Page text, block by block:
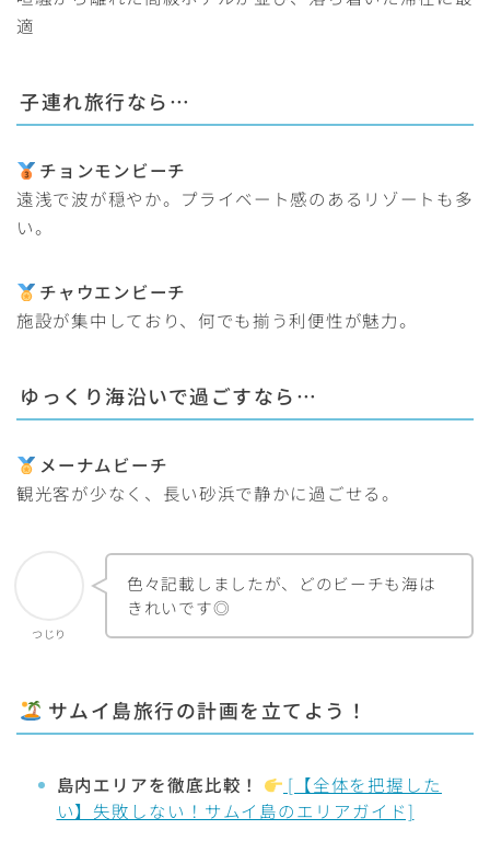
Follow Me
適
子連れ旅行なら…
チョンモンビーチ
遠浅で波が穏やか。プライベート感のあるリゾートも多
い。
チャウエンビーチ
施設が集中しており、何でも揃う利便性が魅力。
ゆっくり海沿いで過ごすなら…
メーナムビーチ
観光客が少なく、長い砂浜で静かに過ごせる。
つじり
色々記載しましたが、どのビーチも海は
きれいです◎
サムイ島旅行の計画を立てよう！
島内エリアを徹底比較！
[【全体を把握した
い】失敗しない！サムイ島のエリアガイド]